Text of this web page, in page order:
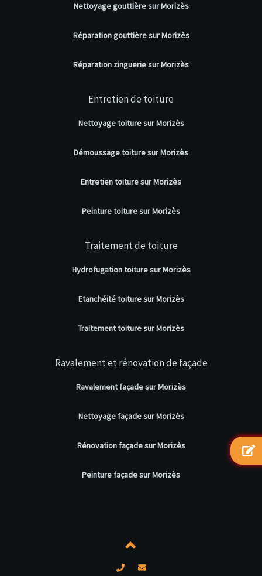
Nettoyage gouttière sur Morizès
Réparation gouttière sur Morizès
Réparation zinguerie sur Morizès
Entretien de toiture
Nettoyage toiture sur Morizès
Démoussage toiture sur Morizès
Entretien toiture sur Morizès
Peinture toiture sur Morizès
Traitement de toiture
Hydrofugation toiture sur Morizès
Etanchéité toiture sur Morizès
Traitement toiture sur Morizès
Ravalement et rénovation de façade
Ravalement façade sur Morizès
Nettoyage façade sur Morizès
Rénovation façade sur Morizès
Peinture façade sur Morizès